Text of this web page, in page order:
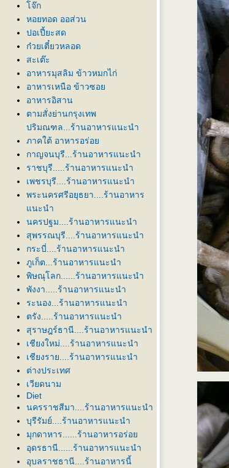
จ๊ก
หอยทอด ออส่วน
ปอเปี้ยะสด
ก๋วยเตี๋ยวหลอด
สะเต๊ะ
อาหารมุสลิม ข้าวหมกไก่
อาหารเหนือ ข้าวซอ
อาหารอิสาน
ตามสั่งย่านกรุงเทพ
ปริมณฑล...ร้านอาหารแนะนำ
ภาคใต้ อาหารอร่อ
กาญจนบุรี...ร้านอาหารแนะนำ
ราชบุรี.....ร้านอาหารแนะนำ
เพชรบุรี....ร้านอาหารแนะนำ
พระนครศรีอยุธยา....ร้านอาหาร
นะนำ
นครปฐม....ร้านอาหารแนะนำ
สุพรรณบุรี....ร้านอาหารแนะนำ
กระบี่....ร้านอาหารแนะนำ
ภูเก็ต...ร้านอาหารแนะนำ
พิษณุโลก......ร้านอาหารแนะนำ
พังงา.....ร้านอาหารแนะนำ
ระนอง...ร้านอาหารแนะนำ
ตรัง.....ร้านอาหารแนะนำ
สุราษฎร์ธานี....ร้านอาหารแนะนำ
เชียงใหม่....ร้านอาหารแนะนำ
เชียงราย....ร้านอาหารแนะนำ
ต่างประเทศ
เวียดนาม
Diet
นครราชสีมา....ร้านอาหารแนะนำ
บุรีรัมย์....ร้านอาหารแนะนำ
มุกดาหาร......ร้านอาหารอร่อ
อุดรธานี......ร้านอาหารแนะนำ
อุบลราชธานี....ร้านอาหารนี้